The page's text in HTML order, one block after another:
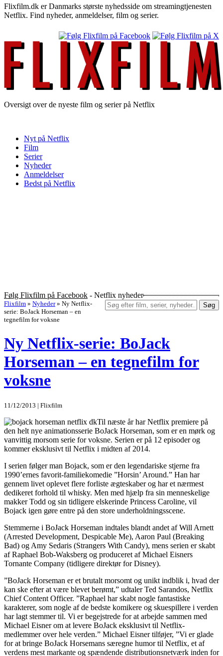
Flixfilm.dk er Danmarks største nyhedsside om streamingtjenesten
Netflix. Find nyheder, anmeldelser, film og serier.
Oversigt over de nyeste film og serier på Netflix
Nyt på Netflix
Film
Serier
Nyheder
Anmeldelser
Bedst på Netflix
Følg Flixfilm på Facebook - Netflix nyheder
Søg
Flixfilm » Nyheder » Ny Netflix-
serie: BoJack Horseman – en
tegnefilm for voksne
Ny Netflix-serie: BoJack
Horseman – en tegnefilm for
voksne
11/12/2013 | Flixfilm
Til næste år har Netflix premiere på
den helt nye animationsserie BoJack Horseman, som er en mørk og
vanvittig morsom serie for voksne. Serien er på 12 episoder og
kommer eksklusivt til Netflix i midten af 2014.
I serien følger man Bojack, som er den legendariske stjerne fra
1990’ernes favorit-familiekomedie ”Horsin’ Around.” Han har
gennem livet oplevet flere forliste ægteskaber og har et nærmest
dedikeret forhold til whisky. Men med hjælp fra sin menneskelige
makker Todd og sin tidligere elskerinde Princess Caroline, vil
Bojack igen gøre entre på den store underholdningsscene.
Stemmerne i BoJack Horseman indtales blandt andet af Will Arnett
(Arrested Development, Despicable Me), Aaron Paul (Breaking
Bad) og Amy Sedaris (Strangers With Candy), mens serien er skabt
af Raphael Bob-Waksberg og produceret af Michael Eisners
Tornante Company (tidligere direktør for Disney).
”BoJack Horseman er et brutalt morsomt og unikt indblik i, hvad der
kan ske efter at være blevet berømt,” udtaler Ted Sarandos, Netflix
Chief Content Officer. ”Raphael har skabt nogle fantastiske
karakterer, som nogle af de bedste komikere og skuespillere i verden
har lagt stemmer til. Vi er begejstrede for at arbejde sammen med
Michael Eisner om at levere BoJack eksklusivt til Netflix-
medlemmer over hele verden.” Michael Eisner tilføjer, ”Vi er glade
for at bringe BoJack Horsemans særegne humor til Netflix, et af
verdens mest markante og spændende distributionsnetværk inden for